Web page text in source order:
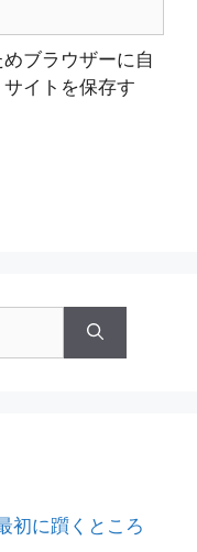
ブラウザーに自
イトを保存す
初に躓くところ